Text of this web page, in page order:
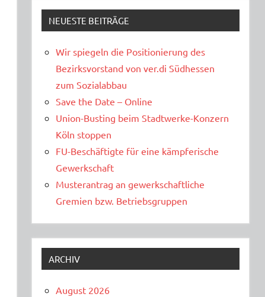
NEUESTE BEITRÄGE
Wir spiegeln die Positionierung des
Bezirksvorstand von ver.di Südhessen
zum Sozialabbau
Save the Date – Online
Union-Busting beim Stadtwerke-Konzern
Köln stoppen
FU-Beschäftigte für eine kämpferische
Gewerkschaft
Musterantrag an gewerkschaftliche
Gremien bzw. Betriebsgruppen
ARCHIV
August 2026